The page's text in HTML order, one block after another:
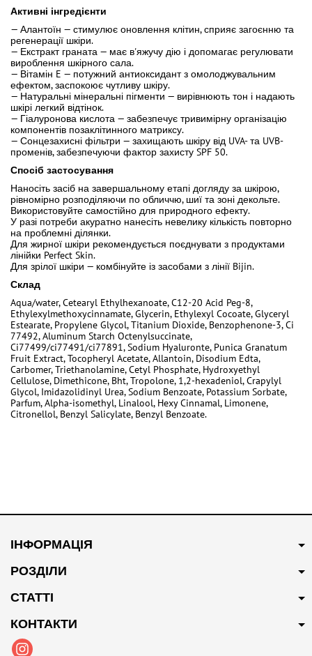
Активні інгредієнти
— Алантоїн — стимулює оновлення клітин, сприяє загоєнню та
регенерації шкіри.
— Екстракт граната — має в'яжучу дію і допомагає регулювати
вироблення шкірного сала.
— Вітамін E — потужний антиоксидант з омолоджувальним
ефектом, заспокоює чутливу шкіру.
— Натуральні мінеральні пігменти — вирівнюють тон і надають
шкірі легкий відтінок.
— Гіалуронова кислота — забезпечує тривимірну організацію
компонентів позаклітинного матриксу.
— Сонцезахисні фільтри — захищають шкіру від UVA- та UVB-
променів, забезпечуючи фактор захисту SPF 50.
Спосіб застосування
Наносіть засіб на завершальному етапі догляду за шкірою,
рівномірно розподіляючи по обличчю, шиї та зоні декольте.
Використовуйте самостійно для природного ефекту.
У разі потреби акуратно нанесіть невелику кількість повторно
на проблемні ділянки.
Для жирної шкіри рекомендується поєднувати з продуктами
лінійки Perfect Skin.
Для зрілої шкіри — комбінуйте із засобами з лінії Bijin.
Склад
Aqua/water, Cetearyl Ethylhexanoate, C12-20 Acid Peg-8,
Ethylexylmethoxycinnamate, Glycerin, Ethylexyl Cocoate, Glyceryl
Estearate, Propylene Glycol, Titanium Dioxide, Benzophenone-3, Ci
77492, Aluminum Starch Octenylsuccinate,
Ci77499/ci77491/ci77891, Sodium Hyaluronte, Punica Granatum
Fruit Extract, Tocopheryl Acetate, Allantoin, Disodium Edta,
Carbomer, Triethanolamine, Cetyl Phosphate, Hydroxyethyl
Cellulose, Dimethicone, Bht, Tropolone, 1,2-hexadeniol, Crapylyl
Glycol, Imidazolidinyl Urea, Sodium Benzoate, Potassium Sorbate,
Parfum, Alpha-isomethyl, Linalool, Hexy Cinnamal, Limonene,
Citronellol, Benzyl Salicylate, Benzyl Benzoate.
ІНФОРМАЦІЯ
РОЗДІЛИ
СТАТТІ
КОНТАКТИ